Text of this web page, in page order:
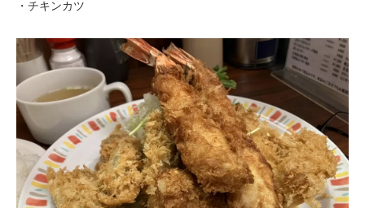
・チキンカツ